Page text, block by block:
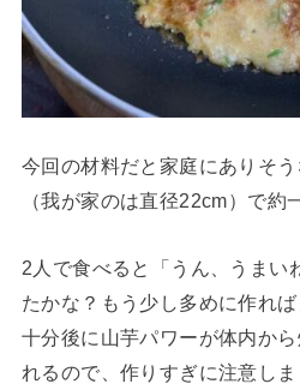
今回の材料だと家庭にありそ
（我が家のは直径22cm）で約
2人で食べると「うん、うまい
たかな？もう少し多めに作れ
十分後に山芋パワーが体内か
れるので、作りすぎに注意しま